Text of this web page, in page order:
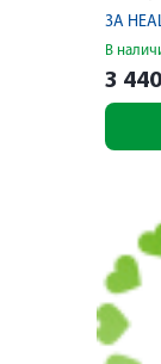
C101-
3A
В
3 440